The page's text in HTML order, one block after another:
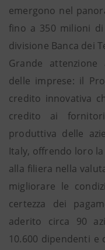
emergono nel
fino a 350 milioni
divisione Banca dei
Grande
delle imprese: il
credito innovativa
credito ai
produttiva delle
Italy, offrendo loro la
alla filiera nella
migliorare le
certezza dei
aderito circa 90
10.600 dipendenti